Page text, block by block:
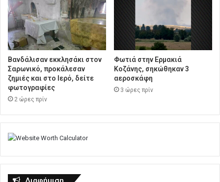
Βανδάλισαν εκκλησάκι στον
Σαρωνικό, προκάλεσαν
ζημιές και στο Ιερό, δείτε
φωτογραφίες
2 ώρες πρίν
Φωτιά στην Ερμακιά
Κοζάνης, σηκώθηκαν 3
αεροσκάφη
3 ώρες πρίν